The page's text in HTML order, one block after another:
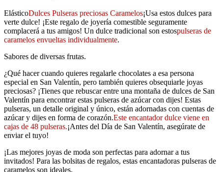
ElásticoDulces Pulseras preciosas Caramelos¡Usa estos dulces para
verte dulce! ¡Este regalo de joyería comestible seguramente
complacerá a tus amigos! Un dulce tradicional son estospulseras de
caramelos envueltas individualmente.
Sabores de diversas frutas.
¿Qué hacer cuando quieres regalarle chocolates a esa persona
especial en San Valentín, pero también quieres obsequiarle joyas
preciosas? ¡Tienes que rebuscar entre una montaña de dulces de San
Valentín para encontrar estas pulseras de azúcar con dijes! Estas
pulseras, un detalle original y único, están adornadas con cuentas de
azúcar y dijes en forma de corazón.Este encantador dulce viene en
cajas de 48 pulseras.¡Antes del Día de San Valentín, asegúrate de
enviar el tuyo!
¡Las mejores joyas de moda son perfectas para adornar a tus
invitados! Para las bolsitas de regalos, estas encantadoras pulseras de
caramelos son ideales.